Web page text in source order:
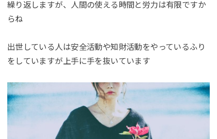
繰り返しますが、人間の使える時間と労力は有限ですか
らね
出世している人は安全活動や知財活動をやっているふり
をしていますが上手に手を抜いています